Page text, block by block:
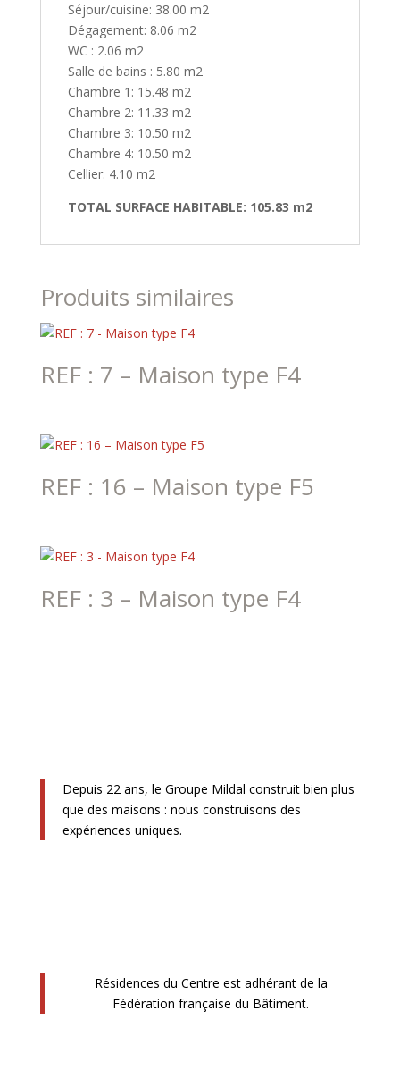
Séjour/cuisine: 38.00 m2
Dégagement: 8.06 m2
WC : 2.06 m2
Salle de bains : 5.80 m2
Chambre 1: 15.48 m2
Chambre 2: 11.33 m2
Chambre 3: 10.50 m2
Chambre 4: 10.50 m2
Cellier: 4.10 m2
TOTAL SURFACE HABITABLE: 105.83 m2
Produits similaires
REF : 7 – Maison type F4
REF : 16 – Maison type F5
REF : 3 – Maison type F4
Depuis 22 ans, le Groupe Mildal construit bien plus
que des maisons : nous construisons des
expériences uniques.
Résidences du Centre est adhérant de la
Fédération française du Bâtiment.